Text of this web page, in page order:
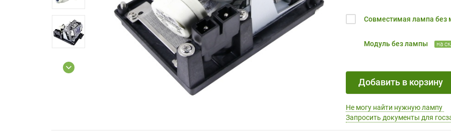
Совместимая лампа без
Модуль без лампы на
Добавить в корзину
Не могу найти нужную лампу
Запросить документы для